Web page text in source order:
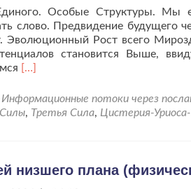
Особые Структуры. Мы
слово. Предвидение будущего
Рост всего
становится Выше,
Читать
проЧеннелинг
Структур
планеты
[…]
Информационные потоки через
, Третья Сила, Цистерия-
низшего плана